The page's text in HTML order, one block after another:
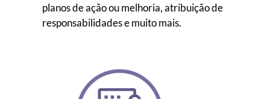
planos de ação ou melhoria, atribuição de
responsabilidades e muito mais.